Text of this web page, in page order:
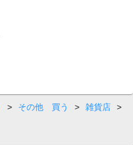
> その他 買う > 雑貨店
>